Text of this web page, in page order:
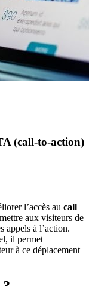
(call-to-action)
l’accès au call
aux visiteurs de
appels à l’action.
il permet
à ce déplacement